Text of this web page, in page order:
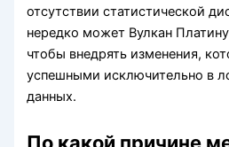
отсутствии статистической
нередко может Вулкан
чтобы внедрять изменения,
успешными исключительно в
данных.